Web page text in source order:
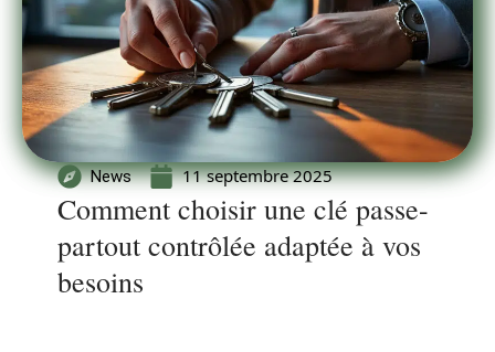
News 11 septembre 2025
Comment choisir une clé passe-
partout contrôlée adaptée à vos
besoins